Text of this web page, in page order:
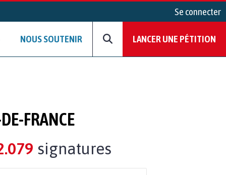
Se connecter
NOUS SOUTENIR LANCER UNE PÉTITION
FRANCE
signatures